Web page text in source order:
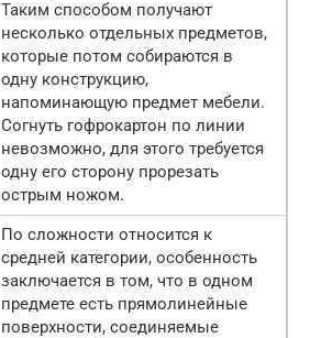
Таким способом получают
несколько отдельных предметов,
которые потом собираются в
одну конструкцию,
напоминающую предмет мебели.
Согнуть гофрокартон по линии
невозможно, для этого требуется
одну его сторону прорезать
острым ножом.
По сложности относится к
средней категории, особенность
заключается в том, что в одном
предмете есть прямолинейные
поверхности, соединяемые